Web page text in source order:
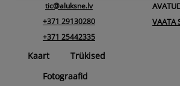
tic@aluksne.lv
+371 29130280
+371 25442335
VAATA
Kaart
Trükised
Fotograafid